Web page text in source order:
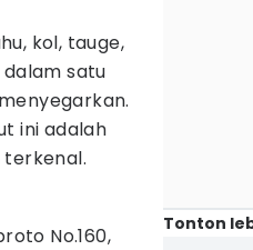
kol, tauge,
satu
ini adalah
No.160,
Tonton